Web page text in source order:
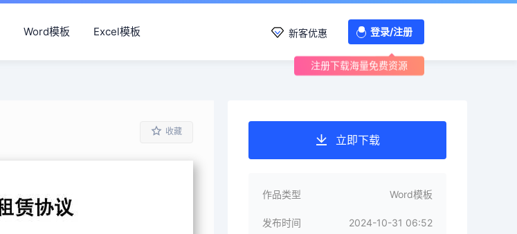
Word模板 Excel模板 新客优惠 登录/注册
注册下载海量免费资源
收藏
立即下载
作品类型 Word模板
发布时间 2024-10-31 06:52